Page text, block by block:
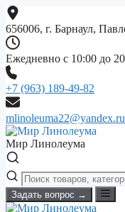
Перейти
к
содержимому
656006, г. Барнаул,
Ежедневно с 10:00 до
+7 (963) 189-49-82
mlinoleuma22@yandex.ru
Мир Линолеума
Задать вопрос →